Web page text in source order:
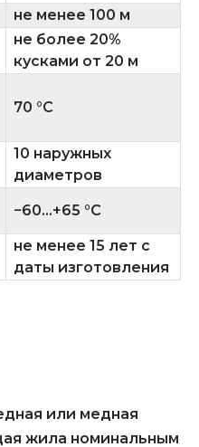
не менее 100 м
не более 20%
кусками от 20 м
70 °C
10 наружных
диаметров
−60...+65 °C
не менее 15 лет с
даты изготовления
или медная
жила номинальным